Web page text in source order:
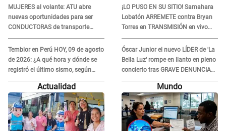
sucio"
MUJERES al volante: ATU abre
nuevas oportunidades para ser
CONDUCTORAS de transporte
público en Lima y Callao
Temblor en Perú HOY, 09 de agosto
de 2026: ¿A qué hora y dónde se
registró el último sismo, según
IGP?
sucio"
¡LO PUSO EN SU SITIO! Samahara
Lobatón ARREMETE contra Bryan
Torres en TRANSMISIÓN en vivo
tras nueva DENUNCIA: “Le molesta
verme regia...”
Óscar Junior el nuevo LÍDER de 'La
Bella Luz' rompe en llanto en pleno
concierto tras GRAVE DENUNCIA
de Naldy Saldaña: “Prometo no
defraudarlos”
Actualidad Mundo